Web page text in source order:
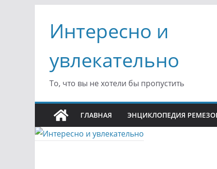
содержимому
Интересно и
увлекательно
То, что вы не хотели бы пропустить
ГЛАВНАЯ ЭНЦИКЛОПЕДИЯ